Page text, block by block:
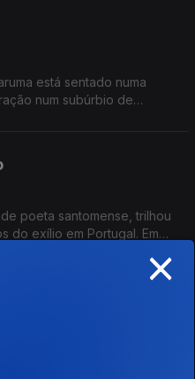
está sentado numa
num subúrbio de
poeta santomense, trilhou
Portugal. Em
sul-africana, de origem
vamos reinventar em
×